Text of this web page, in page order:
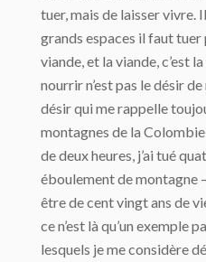
tuer, mais de laisser vivre.
grands espaces il faut
viande, et la viande, c’est
nourrir n’est pas le désir
désir qui me rappelle
montagnes de la
de deux heures, j’ai tué
éboulement de montagne
être de cent vingt ans de
ce n’est là qu’un exemple
lesquels je me considère